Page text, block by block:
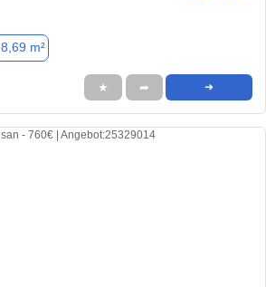
m²
★ ➦ ➜